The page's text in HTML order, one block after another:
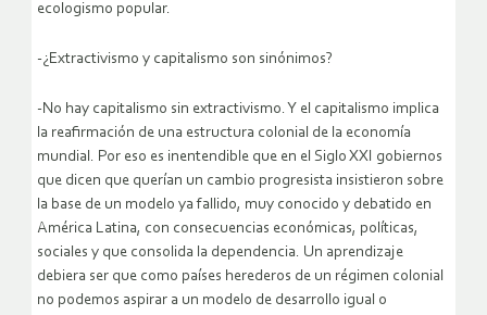
ecologismo popular.
-¿Extractivismo y capitalismo son sinónimos?
-No hay capitalismo sin extractivismo. Y el capitalismo implica
la reafirmación de una estructura colonial de la economía
mundial. Por eso es inentendible que en el Siglo XXI gobiernos
que dicen que querían un cambio progresista insistieron sobre
la base de un modelo ya fallido, muy conocido y debatido en
América Latina, con consecuencias económicas, políticas,
sociales y que consolida la dependencia. Un aprendizaje
debiera ser que como países herederos de un régimen colonial
no podemos aspirar a un modelo de desarrollo igual o